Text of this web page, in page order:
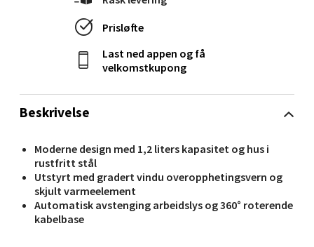
Beskrivelse
Moderne design med 1,2 liters kapasitet og hus i
rustfritt stål
Utstyrt med gradert vindu overopphetingsvern og
skjult varmeelement
Automatisk avstenging arbeidslys og 360° roterende
kabelbase
Prisløfte
Last ned appen og få
velkomstkupong
Torget 1, 6413 Molde
Åpent i dag 10-20
0 i butikk
Narvik - Thon Senter Malmporten
Bolagsgata 1, 8514 Narvik
Åpent i dag 10-20